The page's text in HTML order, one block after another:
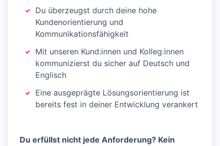
Du überzeugst durch deine hohe
Kundenorientierung und
Kommunikationsfähigkeit
Mit unseren Kund:innen und Kolleg:innen
kommunizierst du sicher auf Deutsch und
Englisch
Eine ausgeprägte Lösungsorientierung ist
bereits fest in deiner Entwicklung verankert
Du erfüllst nicht jede Anforderung? Kein